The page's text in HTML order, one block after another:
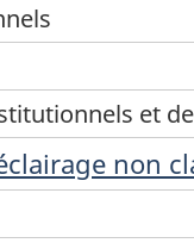
et
non